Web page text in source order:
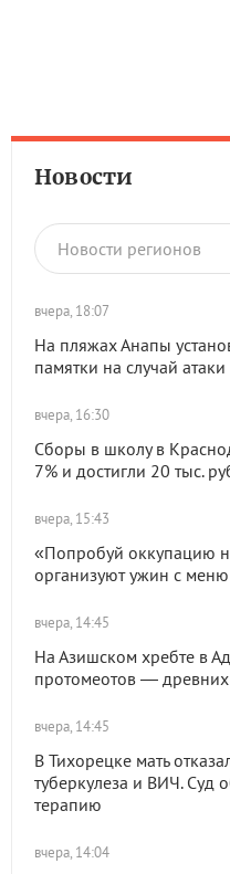
Новости
Новости регионов
вчера, 18:07
На пляжах Анапы
памятки на случай
вчера, 16:30
Сборы в школу в
7% и достигли 20 тыс.
вчера, 15:43
«Попробуй оккупацию
организуют ужин с
вчера, 14:45
На Азишском хребте в
протомеотов —
вчера, 14:45
В Тихорецке мать
туберкулеза и ВИЧ. Суд
терапию
вчера, 14:04